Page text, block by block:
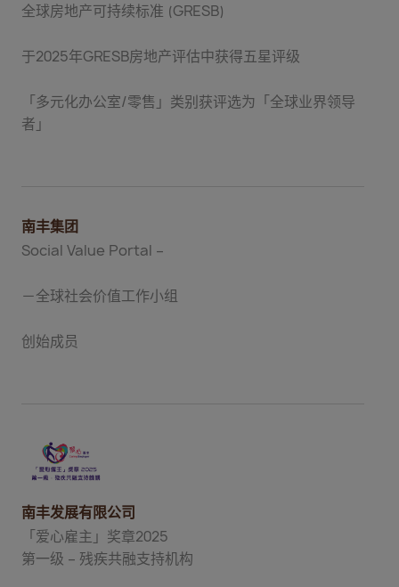
全球房地产可持续标准 (GRESB)
于2025年GRESB房地产评估中获得五星评级
「多元化办公室/零售」类别获评选为「全球业界领导
者」
南丰集团
Social Value Portal –
－全球社会价值工作小组
创始成员
南丰发展有限公司
「爱心雇主」奖章2025
第一级 – 残疾共融支持机构